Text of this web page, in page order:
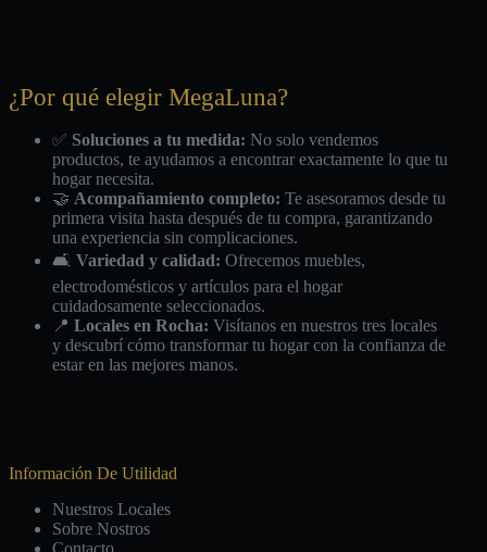
¿Por qué elegir MegaLuna?
✅ Soluciones a tu medida: No solo vendemos
productos, te ayudamos a encontrar exactamente lo que tu
hogar necesita.
🤝 Acompañamiento completo: Te asesoramos desde tu
primera visita hasta después de tu compra, garantizando
una experiencia sin complicaciones.
🛋️ Variedad y calidad: Ofrecemos muebles,
electrodomésticos y artículos para el hogar
cuidadosamente seleccionados.
📍 Locales en Rocha: Visítanos en nuestros tres locales
y descubrí cómo transformar tu hogar con la confianza de
estar en las mejores manos.
Información De Utilidad
Nuestros Locales
Sobre Nostros
Contacto